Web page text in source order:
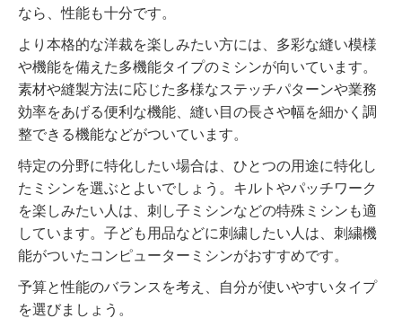
なら、性能も十分です。
より本格的な洋裁を楽しみたい方には、多彩な縫い模様
や機能を備えた多機能タイプのミシンが向いています。
素材や縫製方法に応じた多様なステッチパターンや業務
効率をあげる便利な機能、縫い目の長さや幅を細かく調
整できる機能などがついています。
特定の分野に特化したい場合は、ひとつの用途に特化し
たミシンを選ぶとよいでしょう。キルトやパッチワーク
を楽しみたい人は、刺し子ミシンなどの特殊ミシンも適
しています。子ども用品などに刺繍したい人は、刺繍機
能がついたコンピューターミシンがおすすめです。
予算と性能のバランスを考え、自分が使いやすいタイプ
を選びましょう。